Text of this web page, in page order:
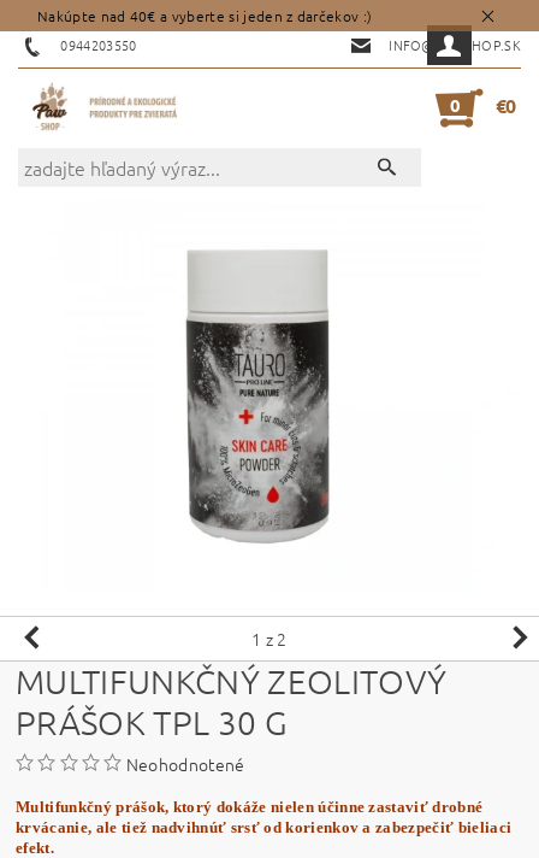
Nakúpte nad 40€ a vyberte si jeden z darčekov :)
0944203550
INFO@PAWSHOP.SK
0 €0
1 z 2
MULTIFUNKČNÝ ZEOLITOVÝ
PRÁŠOK TPL 30 G
Neohodnotené
Multifunkčný prášok, ktorý dokáže nielen účinne zastaviť drobné
krvácanie, ale tiež nadvihnúť srsť od korienkov a zabezpečiť bieliaci
efekt.